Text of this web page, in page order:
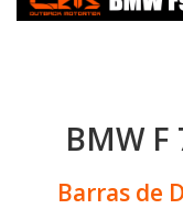
BMW F
Barras de